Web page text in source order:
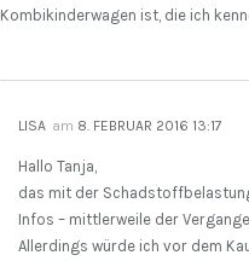
Kombikinderwagen ist, die ich
LISA am 8. FEBRUAR 2016 13:17
Hallo Tanja,
das mit der
Infos – mittlerweile der
Allerdings würde ich vor dem